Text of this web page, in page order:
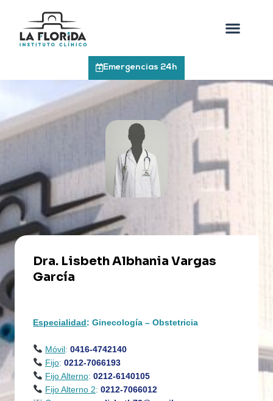
Emergencias 24h
Dra. Lisbeth Albhania Vargas
García
Especialidad: Ginecología – Obstetricia
Móvil: 0416-4742140
Fijo: 0212-7066193
Fijo Alterno: 0212-6140105
Fijo Alterno 2: 0212-7066012